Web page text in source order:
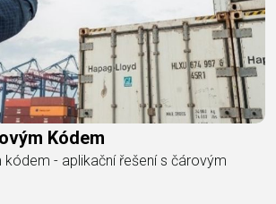
Kódem
kódem - aplikační řešení s čárovým